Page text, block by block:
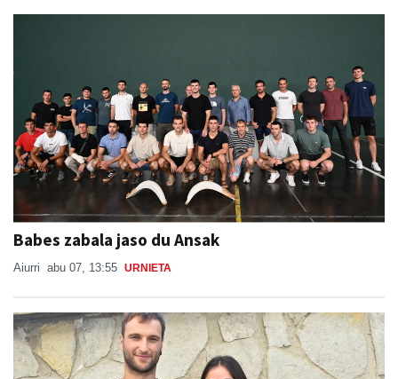
Babes zabala jaso du Ansak
Aiurri abu 07, 13:55 URNIETA